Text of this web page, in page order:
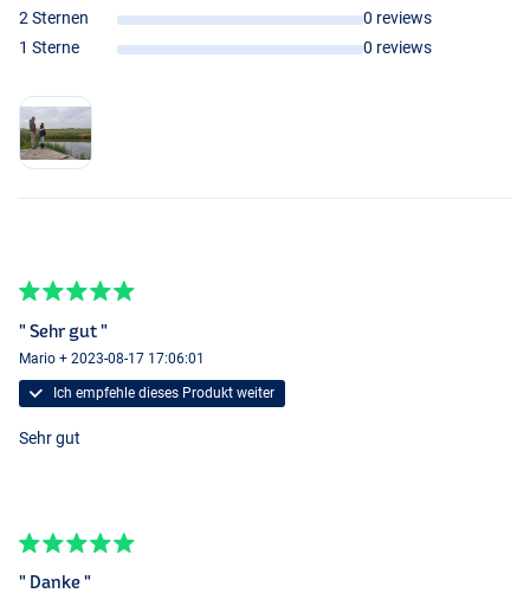
2 Sternen
0 reviews
1 Sterne
0 reviews
" Sehr gut "
Mario + 2023-08-17 17:06:01
Ich empfehle dieses Produkt weiter
Sehr gut
" Danke "